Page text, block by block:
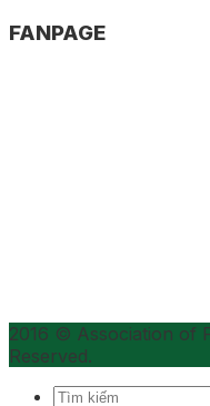
FANPAGE
2016 © Association of
Reserved.